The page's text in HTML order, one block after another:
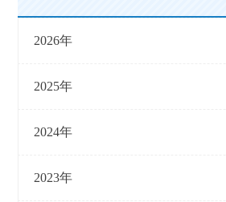
2026年
2025年
2024年
2023年